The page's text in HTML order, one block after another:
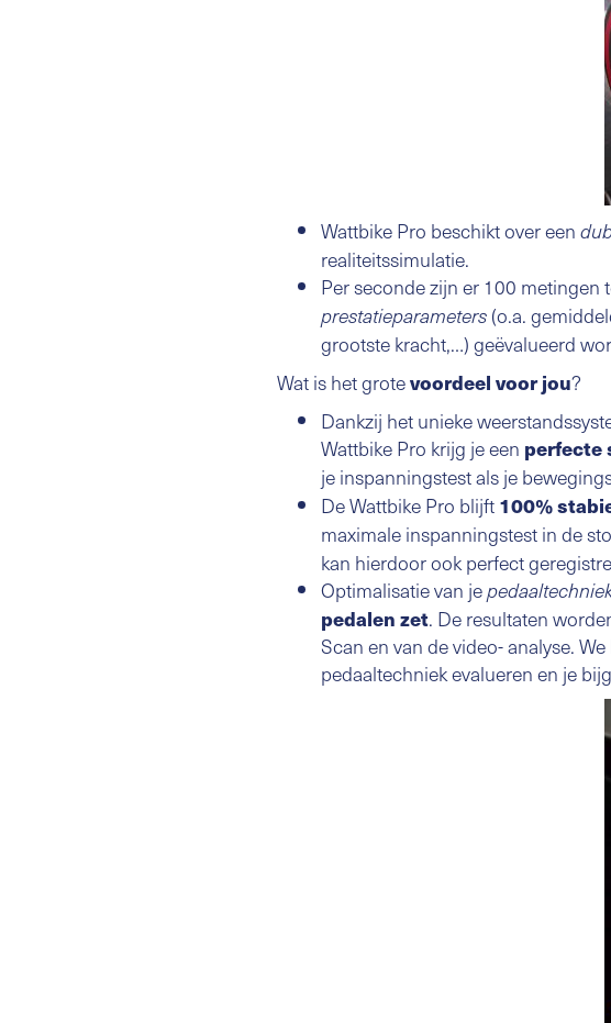
Wattbike Pro beschikt over een
realiteitssimulatie.
Per seconde zijn er 100 metingen
prestatieparameters (o.a.
grootste kracht,…) geëvalueerd
Wat is het grotevoordeel voor jou?
Dankzij het unieke
Wattbike Pro krijg je een perfecte
je inspanningstest als je
De Wattbike Pro blijft100%
maximale inspanningstest in de
kan hierdoor ook perfect
Optimalisatie van je
pedalen zet. De resultaten
Scan en van de video- analyse.
pedaaltechniek evalueren en je